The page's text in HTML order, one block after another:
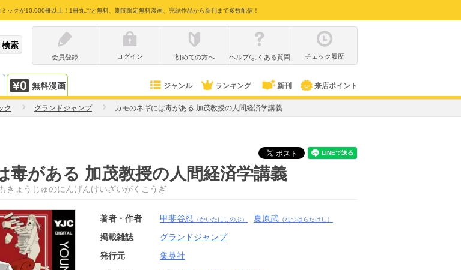
ックが10,000冊以上！1冊丸ごと無料、期間限定無料漫画、完結作品から新刊まで多数配信！
会員登録
ログイン 初めての方へ ヘルプ/よくある質問 チェック履歴
無料漫画 ジャンル ランキング 新刊 来店ポイント
ク グランドジャンプ カモのネギには毒がある 加茂教授の人間経済学講義
毒がある 加茂教授の人間経済学講義
きょうじゅのにんげんけいざいがくこうぎ
著者・作者 甲斐谷忍 （かいたにしのぶ） 夏原武 （なつはらたけし）
掲載雑誌
グランドジャンプ
発行元
集英社